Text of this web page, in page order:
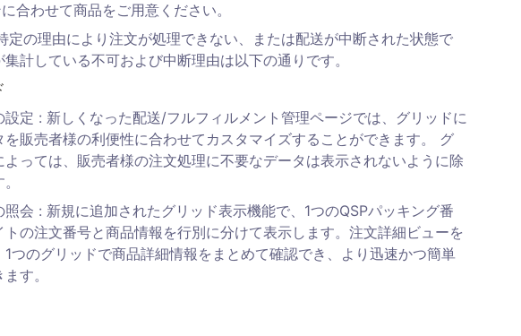
合わせて商品をご用意ください。
定の理由により注文が処理できない、または配送が中断された状態で
計している不可および中断理由は以下の通りです。
設定 : 新しくなった配送/フルフィルメント管理ページでは、グリッドに
販売者様の利便性に合わせてカスタマイズすることができます。 グ
よっては、販売者様の注文処理に不要なデータは表示されないように除
会 : 新規に追加されたグリッド表示機能で、1つのQSPパッキング番
の注文番号と商品情報を行別に分けて表示します。注文詳細ビューを
1つのグリッドで商品詳細情報をまとめて確認でき、より迅速かつ簡単
す。